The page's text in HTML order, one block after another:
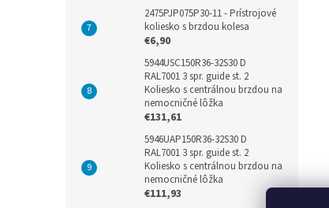
2475PJP075P30-11 - Prístrojové
koliesko s brzdou kolesa
€6,90
5944USC150R36-32S30 D
RAL7001 3 spr. guide st. 2
Koliesko s centrálnou brzdou na
nemocničné lôžka
€131,61
5946UAP150R36-32S30 D
RAL7001 3 spr. guide st. 2
Koliesko s centrálnou brzdou na
nemocničné lôžka
€111,93